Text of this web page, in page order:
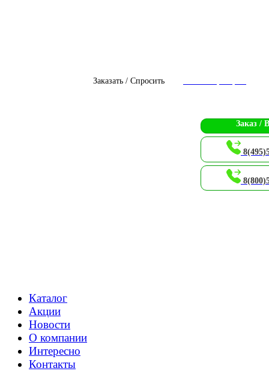
Заказать / Спросить
Заказ /
Каталог
Акции
Новости
О компании
Интересно
Контакты